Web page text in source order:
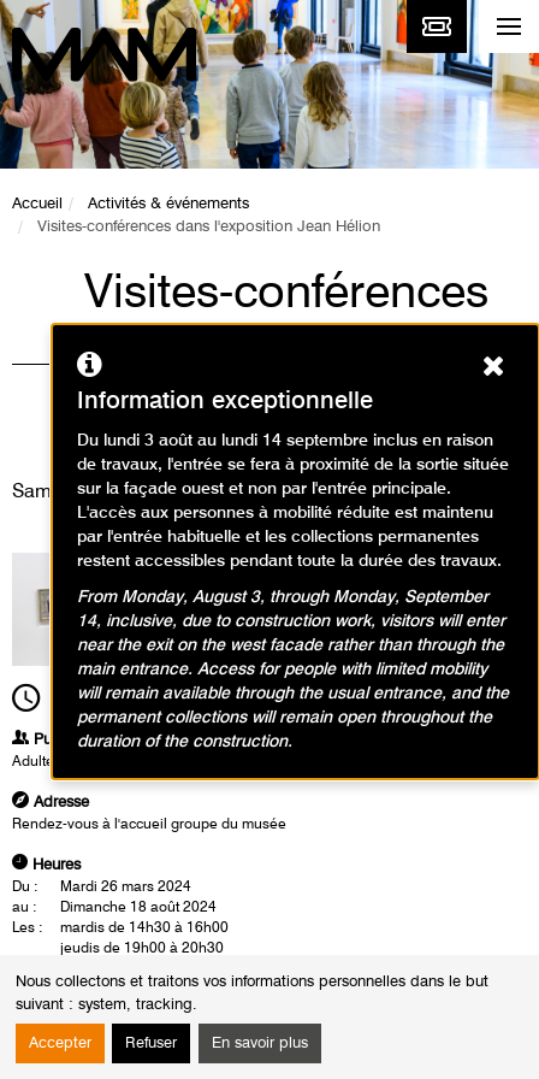
Nous collectons et traitons vos informations personnelles dans le but
suivant : system, tracking.
Accepter Refuser En savoir plus
Accueil
Activités & événements
Visites-conférences dans l'exposition Jean Hélion
Visites-conférences
dans l'exposition
Jean Hélion
Visites
Samedi 17 août 2024
14h00 Durée1h30
Publics
Adultes
Adresse
Rendez-vous à l'accueil groupe du musée
Heures
Du :
Mardi 26 mars 2024
au :
Dimanche 18 août 2024
Les :
mardis de 14h30 à 16h00
jeudis de 19h00 à 20h30
Sauf :
Mardi 4 juin 2024 de 14h30 à 16h00
La visite-conférence se déroule en présence d'un conférencier du musée.
Cette rencontre est également l'occasion d'un échange autour des
Information exceptionnelle
Du lundi 3 août au lundi 14 septembre inclus en raison
de travaux, l'entrée se fera à proximité de la sortie située
sur la façade ouest et non par l'entrée principale.
L'accès aux personnes à mobilité réduite est maintenu
par l'entrée habituelle et les collections permanentes
restent accessibles pendant toute la durée des travaux.
From Monday, August 3, through Monday, September
14, inclusive, due to construction work, visitors will enter
near the exit on the west facade rather than through the
main entrance. Access for people with limited mobility
will remain available through the usual entrance, and the
permanent collections will remain open throughout the
duration of the construction.